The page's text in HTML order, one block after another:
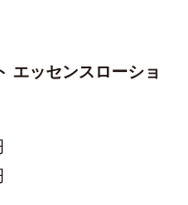
ッセンスローショ